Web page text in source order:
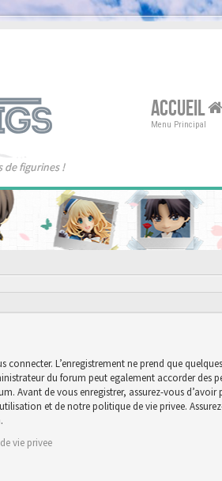
de figurines !
ACCUEIL
Menu Principal
connecter. L’enregistrement ne prend que
du forum peut egalement accorder des
Avant de vous enregistrer, assurez-vous d’avoir
et de notre politique de vie privee.
vie privee